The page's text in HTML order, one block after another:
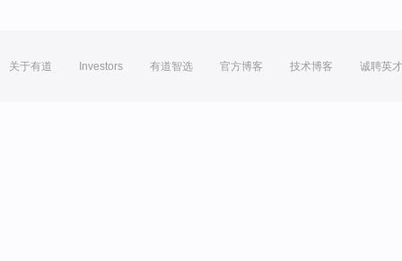
关于有道 Investors 有道智选 官方博客 技术博客 诚聘英才